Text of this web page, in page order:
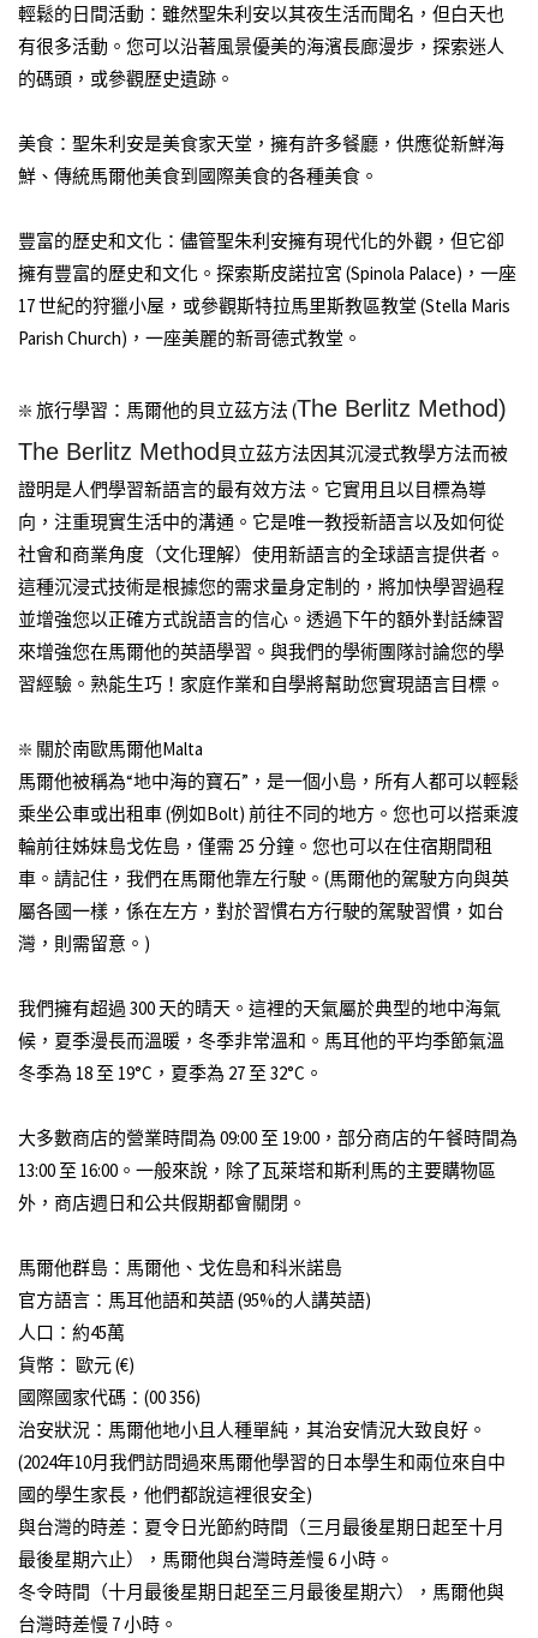
輕鬆的日間活動：雖然聖朱利安以其夜生活而聞名，但白天也
有很多活動。您可以沿著風景優美的海濱長廊漫步，探索迷人
的碼頭，或參觀歷史遺跡。
美食：聖朱利安是美食家天堂，擁有許多餐廳，供應從新鮮海
鮮、傳統馬爾他美食到國際美食的各種美食。
豐富的歷史和文化：儘管聖朱利安擁有現代化的外觀，但它卻
擁有豐富的歷史和文化。探索斯皮諾拉宮 (Spinola Palace)，一座
17 世紀的狩獵小屋，或參觀斯特拉馬里斯教區教堂 (Stella Maris
Parish Church)，一座美麗的新哥德式教堂。
❇️ 旅行學習：馬爾他的貝立茲方法 (The Berlitz Method)
The Berlitz Method貝立茲方法因其沉浸式教學方法而被
證明是人們學習新語言的最有效方法。它實用且以目標為導
向，注重現實生活中的溝通。它是唯一教授新語言以及如何從
社會和商業角度（文化理解）使用新語言的全球語言提供者。
這種沉浸式技術是根據您的需求量身定制的，將加快學習過程
並增強您以正確方式說語言的信心。透過下午的額外對話練習
來增強您在馬爾他的英語學習。與我們的學術團隊討論您的學
習經驗。熟能生巧！家庭作業和自學將幫助您實現語言目標。
❇️ 關於南歐馬爾他Malta
馬爾他被稱為“地中海的寶石”，是一個小島，所有人都可以輕鬆
乘坐公車或出租車 (例如Bolt) 前往不同的地方。您也可以搭乘渡
輪前往姊妹島戈佐島，僅需 25 分鐘。您也可以在住宿期間租
車。請記住，我們在馬爾他靠左行駛。(馬爾他的駕駛方向與英
屬各國一樣，係在左方，對於習慣右方行駛的駕駛習慣，如台
灣，則需留意。)
我們擁有超過 300 天的晴天。這裡的天氣屬於典型的地中海氣
候，夏季漫長而溫暖，冬季非常溫和。馬耳他的平均季節氣溫
冬季為 18 至 19°C，夏季為 27 至 32°C。
大多數商店的營業時間為 09:00 至 19:00，部分商店的午餐時間為
13:00 至 16:00。一般來說，除了瓦萊塔和斯利馬的主要購物區
外，商店週日和公共假期都會關閉。
馬爾他群島：馬爾他、戈佐島和科米諾島
官方語言：馬耳他語和英語 (95%的人講英語)
人口：約45萬
貨幣： 歐元 (€)
國際國家代碼：(00 356)
治安狀況：馬爾他地小且人種單純，其治安情況大致良好。
(2024年10月我們訪問過來馬爾他學習的日本學生和兩位來自中
國的學生家長，他們都說這裡很安全)
與台灣的時差：夏令日光節約時間（三月最後星期日起至十月
最後星期六止），馬爾他與台灣時差慢 6 小時。
冬令時間（十月最後星期日起至三月最後星期六），馬爾他與
台灣時差慢 7 小時。